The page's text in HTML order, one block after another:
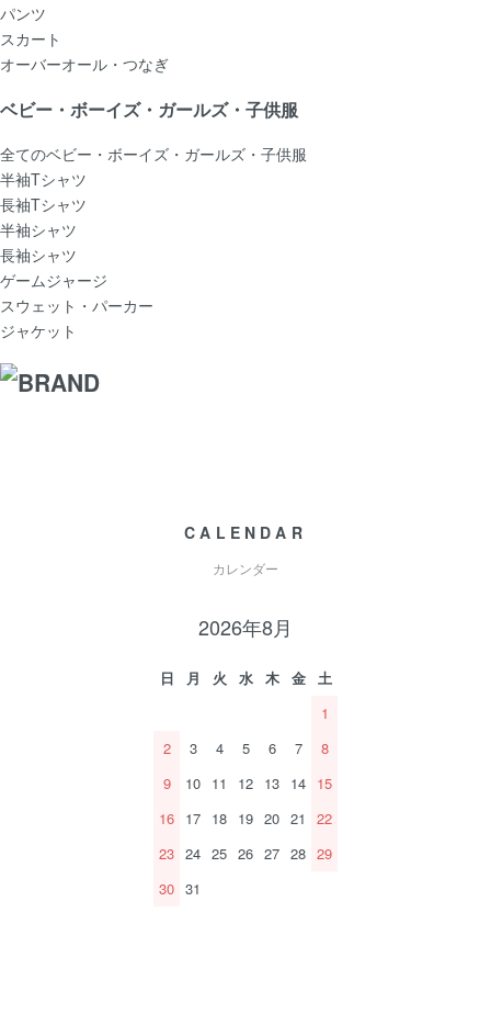
パンツ
スカート
オーバーオール・つなぎ
ベビー・ボーイズ・ガールズ・子供服
全てのベビー・ボーイズ・ガールズ・子供服
半袖Tシャツ
長袖Tシャツ
半袖シャツ
長袖シャツ
ゲームジャージ
スウェット・パーカー
ジャケット
CALENDAR
カレンダー
2026年8月
日 月 火 水 木 金
土
1
2
3 4 5 6 7
8
9
10 11 12 13 14 15
16 17 18 19 20 21
22
23 24 25 26 27 28 29
30 31